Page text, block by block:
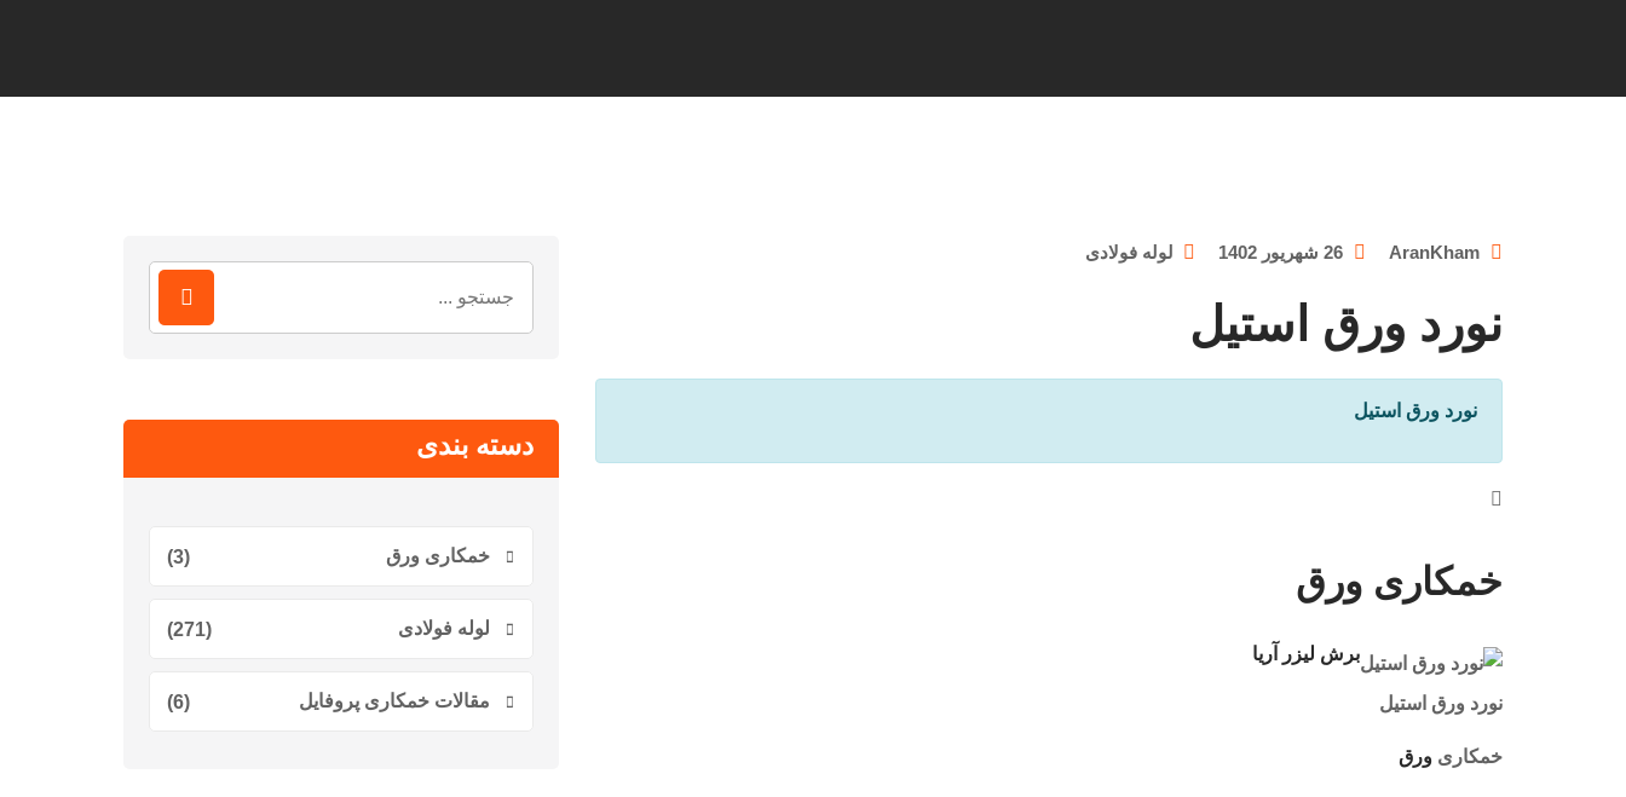
AranKham 26 شهریور 1402 لوله فولادی
نورد ورق استیل
نورد ورق استیل
خمکاری ورق
برش لیزر آریا
نورد ورق استیل
خمکاری ورق
برای:
دسته بندی
خمکاری ورق (3)
لوله فولادی (271)
مقالات خمکاری پروفایل (6)